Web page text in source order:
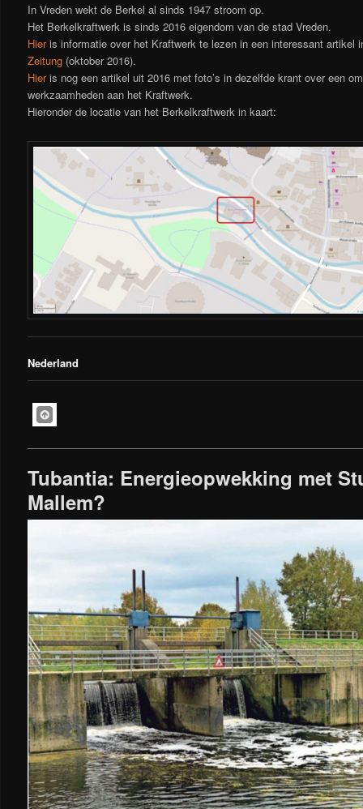
In Vreden wekt de Berkel al sinds 1947 stroom op.
Het Berkelkraftwerk is sinds 2016 eigendom van de stad Vreden.
Hieris informatie over het Kraftwerk te lezen in een interessant artikel
Zeitung (oktober 2016).
Hieris nog een artikel uit 2016 met foto’s in dezelfde krant over een
werkzaamheden aan het Kraftwerk.
Hieronder de locatie van het Berkelkraftwerk in kaart:
Nederland
Tubantia: Energieopwekking met
Mallem?